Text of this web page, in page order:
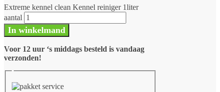
Extreme kennel clean Kennel reiniger 1liter
aantal
In winkelmand
Voor 12 uur ‘s middags besteld is vandaag
verzonden!